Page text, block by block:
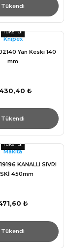
Tükendi
Tükendi
Knıpex
Yan Keski 140
mm
₺
Tükendi
Tükendi
Makita
KANALLI SIVRI
450mm
₺
Tükendi